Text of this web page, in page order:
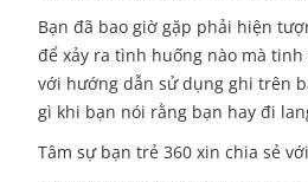
Bạn đã bao giờ gặp phải hiện
để xảy ra tình huống nào mà
với hướng dẫn sử dụng ghi trên
gì khi bạn nói rằng bạn hay đi
Tâm sự bạn trẻ 360 xin chia sẻ